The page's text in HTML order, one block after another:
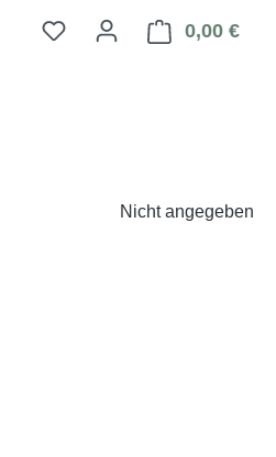
0,00 €
Nicht angegeben